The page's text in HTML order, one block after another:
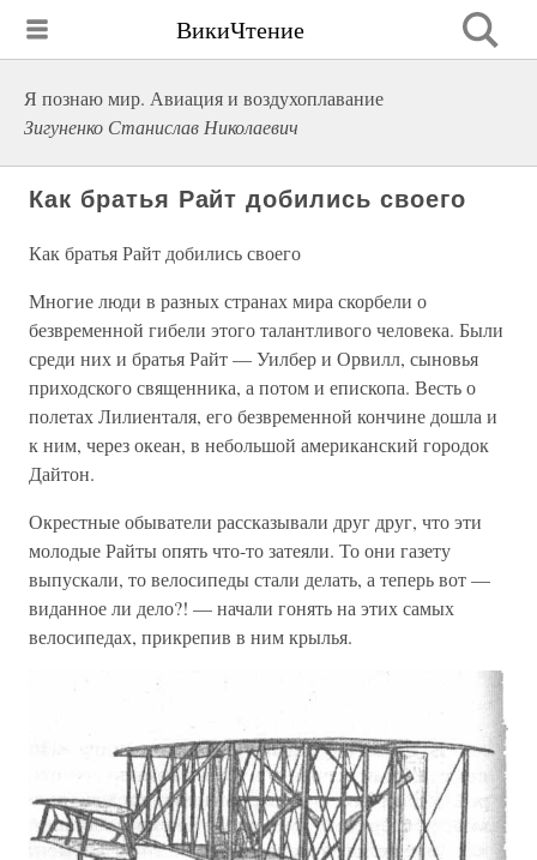
ВикиЧтение
Я познаю мир. Авиация и воздухоплавание
Зигуненко Станислав Николаевич
Как братья Райт добились своего
Как братья Райт добились своего
Многие люди в разных странах мира скорбели о
безвременной гибели этого талантливого человека. Были
среди них и братья Райт — Уилбер и Орвилл, сыновья
приходского священника, а потом и епископа. Весть о
полетах Лилиенталя, его безвременной кончине дошла и
к ним, через океан, в небольшой американский городок
Дайтон.
Окрестные обыватели рассказывали друг друг, что эти
молодые Райты опять что-то затеяли. То они газету
выпускали, то велосипеды стали делать, а теперь вот —
виданное ли дело?! — начали гонять на этих самых
велосипедах, прикрепив в ним крылья.